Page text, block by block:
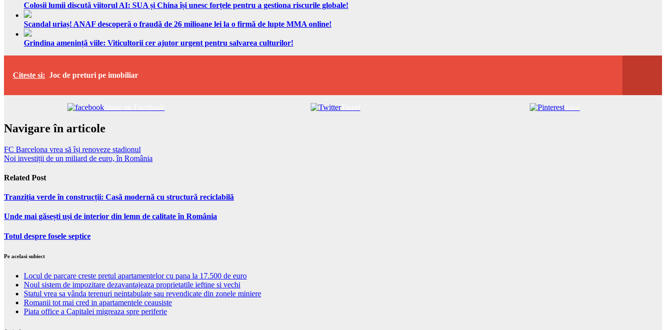
Colosii lumii discută viitorul AI: SUA și China își unesc forțele pentru a gestiona riscurile globale!
Scandal uriaș! ANAF descoperă o fraudă de 26 milioane lei la o firmă de lupte MMA online!
Grindina amenință viile: Viticultorii cer ajutor urgent pentru salvarea culturilor!
Citeste si: Joc de preturi pe imobiliar
Tweet
Navigare în articole
FC Barcelona vrea să își renoveze stadionul
Noi investiții de un miliard de euro, în România
Related Post
Tranziția verde în construcții: Casă modernă cu structură reciclabilă
Unde mai găsești uși de interior din lemn de calitate în România
Totul despre fosele septice
Pe acelasi subiect
Locul de parcare creste pretul apartamentelor cu pana la 17.500 de euro
Noul sistem de impozitare dezavantajeaza proprietatile ieftine si vechi
Statul vrea sa vânda terenuri neintabulate sau revendicate din zonele miniere
Romanii tot mai cred in apartamentele ceausiste
Piata office a Capitalei migreaza spre periferie